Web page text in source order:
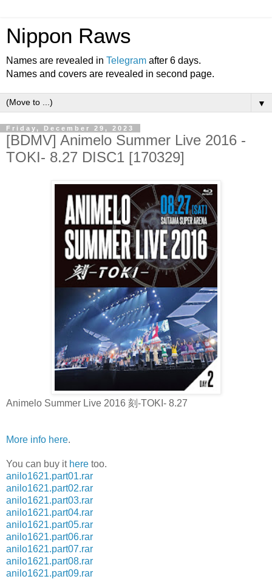
Nippon Raws
Names are revealed in Telegram after 6 days.
Names and covers are revealed in second page.
▼
Friday, December 29, 2023
[BDMV] Animelo Summer Live 2016 -
TOKI- 8.27 DISC1 [170329]
Animelo Summer Live 2016 刻-TOKI- 8.27
More info here.
You can buy it here too.
anilo1621.part01.rar
anilo1621.part02.rar
anilo1621.part03.rar
anilo1621.part04.rar
anilo1621.part05.rar
anilo1621.part06.rar
anilo1621.part07.rar
anilo1621.part08.rar
anilo1621.part09.rar